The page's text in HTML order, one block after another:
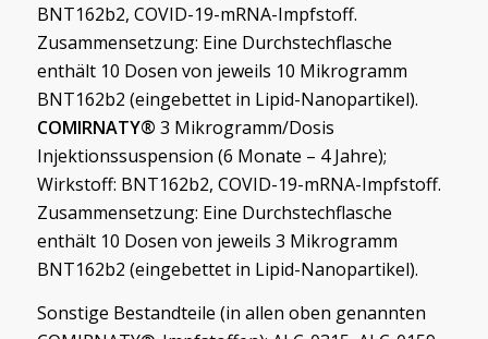
BNT162b2, COVID-19-mRNA-Impfstoff.
Zusammensetzung: Eine Durchstechflasche
enthält 10 Dosen von jeweils 10 Mikrogramm
BNT162b2 (eingebettet in Lipid-Nanopartikel).
COMIRNATY® 3 Mikrogramm/Dosis
Injektionssuspension (6 Monate – 4 Jahre);
Wirkstoff: BNT162b2, COVID-19-mRNA-Impfstoff.
Zusammensetzung: Eine Durchstechflasche
enthält 10 Dosen von jeweils 3 Mikrogramm
BNT162b2 (eingebettet in Lipid-Nanopartikel).
Sonstige Bestandteile (in allen oben genannten